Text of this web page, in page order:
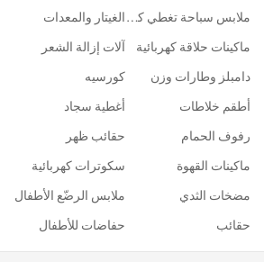
ملابس سباحة تغطي كامل الجسمالغيتار والمعدات
ماكينات حلاقة كهربائية
آلات إزالة الشعر
دامبلز وطارات وزن
كورسيه
أطقم خلاطات
أغطية سجاد
رفوف الحمام
حقائب ظهر
ماكينات القهوة
سكوترات كهربائية
مضخات الثدي
ملابس الرضّع الأطفال
حقائب
حفاضات للأطفال